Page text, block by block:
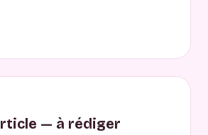
— à rédiger